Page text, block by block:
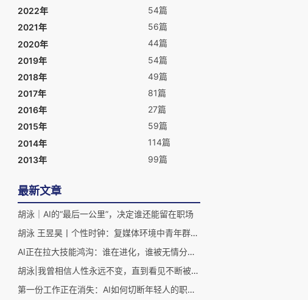
2022年
54篇
2021年
56篇
2020年
44篇
2019年
54篇
2018年
49篇
2017年
81篇
2016年
27篇
2015年
59篇
2014年
114篇
2013年
99篇
最新文章
胡泳｜AI的“最后一公里”，决定谁还能留在职场
胡泳 王昱昊丨个性时钟：复媒体环境中青年群体的平台摇摆与时间感知的关系研究
AI正在拉大技能鸿沟：谁在进化，谁被无情分化？
胡泳|我曾相信人性永远不变，直到看见不断被技术重塑的人们
第一份工作正在消失：AI如何切断年轻人的职业阶梯？